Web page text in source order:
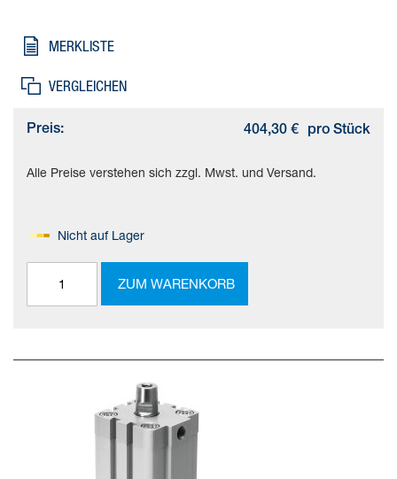
MERKLISTE
VERGLEICHEN
Preis: 404,30 € pro Stück
Alle Preise verstehen sich zzgl. Mwst. und Versand.
Nicht auf Lager
ZUM WARENKORB